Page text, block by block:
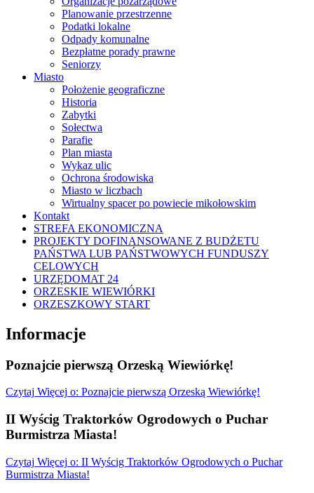
Planowanie przestrzenne
Podatki lokalne
Odpady komunalne
Bezpłatne porady prawne
Seniorzy
Miasto
Położenie geograficzne
Historia
Zabytki
Sołectwa
Parafie
Plan miasta
Wykaz ulic
Ochrona środowiska
Miasto w liczbach
Wirtualny spacer po powiecie mikołowskim
Kontakt
STREFA EKONOMICZNA
PROJEKTY DOFINANSOWANE Z BUDŻETU
PAŃSTWA LUB PAŃSTWOWYCH FUNDUSZY
CELOWYCH
URZĘDOMAT 24
ORZESKIE WIEWIÓRKI
ORZESZKOWY START
Informacje
Poznajcie pierwszą Orzeską Wiewiórkę!
Czytaj Więcej o: Poznajcie pierwszą Orzeską Wiewiórkę!
II Wyścig Traktorków Ogrodowych o Puchar
Burmistrza Miasta!
Czytaj Więcej o: II Wyścig Traktorków Ogrodowych o Puchar
Burmistrza Miasta!